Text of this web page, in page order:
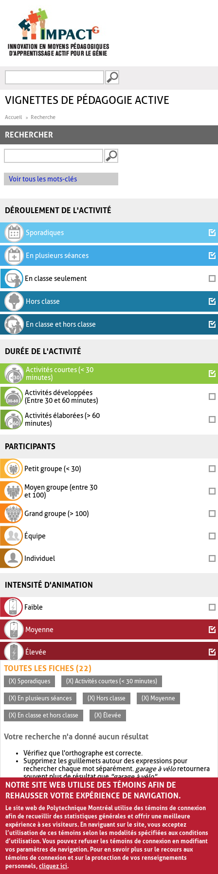
FORMULAIRE DE
VIGNETTES DE PÉDAGOGIE ACTIVE
Accueil Recherche
RECHERCHER
Voir tous les mots-clés
DÉROULEMENT DE L'ACTIVITÉ
Sporadiques
En plusieurs séances
En classe seulement
Hors classe
En classe et hors classe
DURÉE DE L'ACTIVITÉ
Activités courtes (< 30
minutes)
Activités développées
(Entre 30 et 60 minutes)
Activités élaborées (> 60
minutes)
PARTICIPANTS
Petit groupe (< 30)
Moyen groupe (entre 30
et 100)
Grand groupe (> 100)
Équipe
Individuel
INTENSITÉ D'ANIMATION
Faible
Moyenne
Élevée
TOUTES LES FICHES (22)
(X) Sporadiques (X) Activités courtes (< 30 minutes)
(X) En plusieurs séances (X) Hors classe (X) Moyenne
(X) En classe et hors classe (X) Élevée
Votre recherche n'a donné aucun résultat
Vérifiez que l'orthographe est correcte.
Supprimez les guillemets autour des expressions pour
rechercher chaque mot séparément. garage à véloretournera
souvent plus de résultat que"garage à vélo".
Envisagez d'élargir votre recherche avec OR.garage OR vélo
retournera souvent plus de résultat quegarage à vélo
NOTRE SITE WEB UTILISE DES TÉMOINS AFIN DE
REHAUSSER VOTRE EXPÉRIENCE DE NAVIGATION.
Le site web de Polytechnique Montréal utilise des témoins de connexion
afin de recueillir des statistiques générales et offrir une meilleure
expérience à ses visiteurs. En naviguant sur le site, vous acceptez
l’utilisation de ces témoins selon les modalités spécifiées aux conditions
d’utilisation. Vous pouvez refuser les témoins de connexion en modifiant
vos paramètres de navigation. Pour en savoir plus sur le recours aux
témoins de connexion et sur la protection de vos renseignements
personnels,cliquez ici.